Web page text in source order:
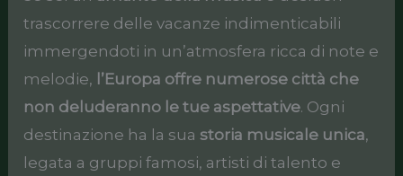
trascorrere delle vacanze indimenticabili
immergendoti in un’atmosfera ricca di note e
melodie, l’Europa offre numerose città che
non deluderanno le tue aspettative. Ogni
destinazione ha la suastoria musicale unica,
legata a gruppi famosi, artisti di talento e